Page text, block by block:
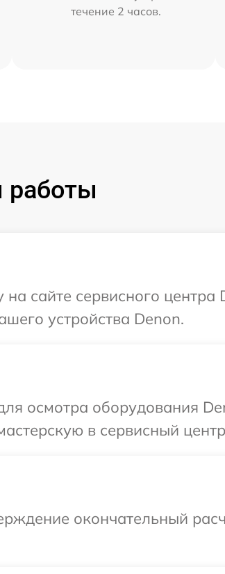
течение 2 часов.
работы
на сайте сервисного
устройства Denon.
осмотра оборудования
в сервисный
окончательный